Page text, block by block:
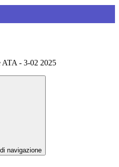
ATA - 3-02 2025
navigazione